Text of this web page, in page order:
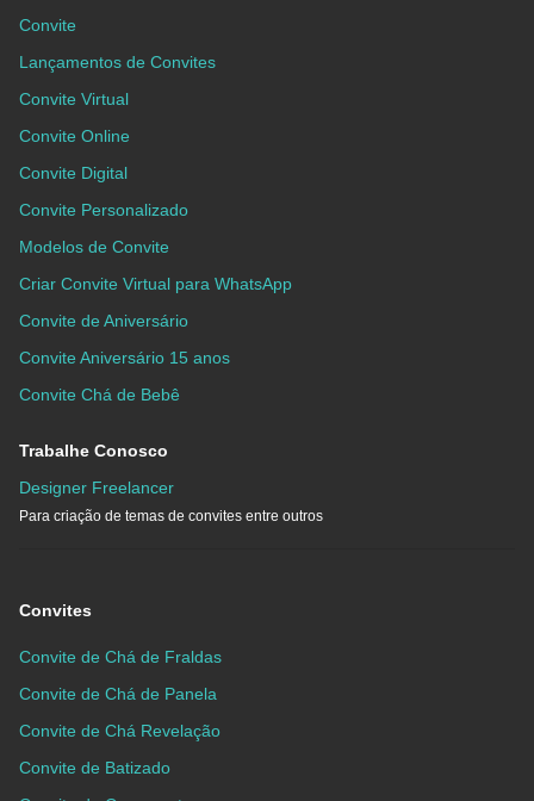
Convite
Lançamentos de Convites
Convite Virtual
Convite Online
Convite Digital
Convite Personalizado
Modelos de Convite
Criar Convite Virtual para WhatsApp
Convite de Aniversário
Convite Aniversário 15 anos
Convite Chá de Bebê
Trabalhe Conosco
Designer Freelancer
Para criação de temas de convites entre outros
Convites
Convite de Chá de Fraldas
Convite de Chá de Panela
Convite de Chá Revelação
Convite de Batizado